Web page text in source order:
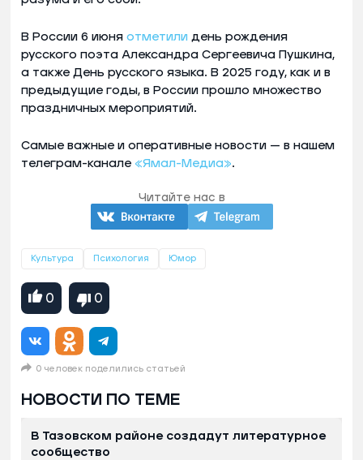
В России 6 июня отметили день рождения
русского поэта Александра Сергеевича Пушкина,
а также День русского языка. В 2025 году, как и в
предыдущие годы, в России прошло множество
праздничных мероприятий.
Самые важные и оперативные новости — в нашем
телеграм-канале «Ямал-Медиа».
Читайте нас в
Культура Психология Юмор
0 0
0 человек поделились статьей
НОВОСТИ ПО ТЕМЕ
В Тазовском районе создадут литературное
сообщество